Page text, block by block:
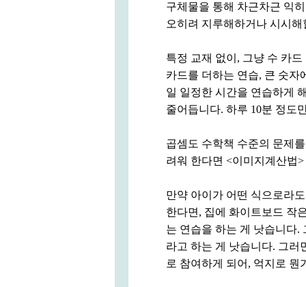
구체물을 통해 차근차근 익
오히려 지루해하거나 시시
특정 교재 없이, 그냥 수 카
카드를 더하는 연습, 큰 숫자
일 일정한 시간을 연습하게
줄어듭니다. 하루 10분 정도
곱셈도 수학책 수준의 문제
려워 한다면 <이미지계산법
만약 아이가 어떤 식으로라
한다면, 집에 화이트보드 작
는 연습을 하는 게 낫습니다.
라고 하는 게 낫습니다. 그러
로 참여하게 되어, 억지로 뭔